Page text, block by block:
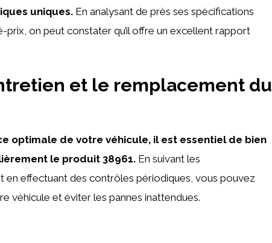
uniques. En analysant de près ses spécifications
on peut constater qu’il offre un excellent rapport
et le remplacement du
optimale de votre véhicule, il est essentiel de bien
le produit 38961. En suivant les
en effectuant des contrôles périodiques, vous pouvez
véhicule et éviter les pannes inattendues.